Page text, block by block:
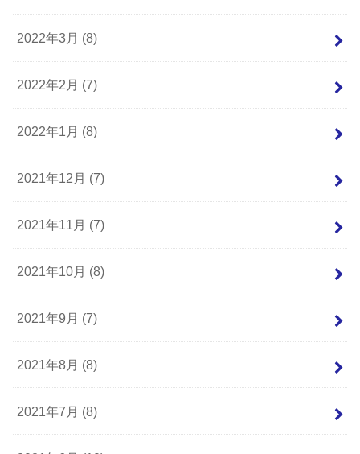
2022年3月 (8)
2022年2月 (7)
2022年1月 (8)
2021年12月 (7)
2021年11月 (7)
2021年10月 (8)
2021年9月 (7)
2021年8月 (8)
2021年7月 (8)